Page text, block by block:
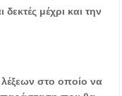
μέχρι και την
στο οποίο να